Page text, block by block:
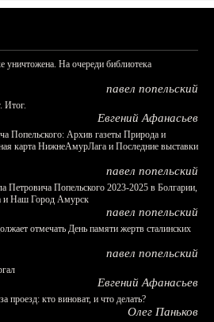
уничтожена. На очереди библиотека
павел попельский
Итог.
Евгений Афанасьев
Попельского: Архив газеты Природа и
карта НижнеАмурЛага и Последние выставки
павел попельский
Петровича Попельского 2023-2025 в Болгарии,
и Наш Город Амурск
павел попельский
отмечать День памяти жертв сталинских
павел попельский
Евгений Афанасьев
проезд: кто виноват, и что делать?
Олег Паньков